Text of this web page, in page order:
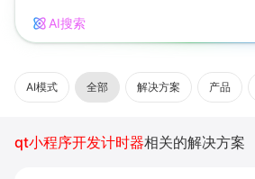
AI搜索
AI模式 全部 解决方案 产品
qt小程序开发计时器相关的解决方案